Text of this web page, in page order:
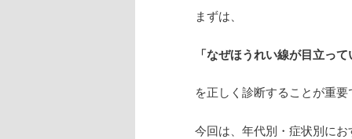
まずは、
「なぜほうれい線が目立っ
を正しく診断することが重要
今回は、年代別・症状別に